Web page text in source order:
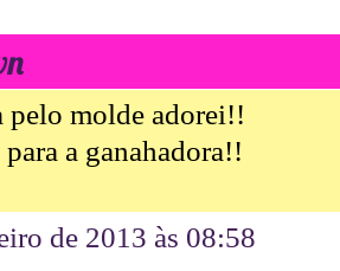
pelo molde adorei!!
para a ganahadora!!
de 2013 às 08:58